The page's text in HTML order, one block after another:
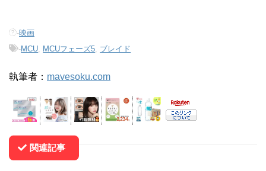
-映画
-MCU MCUフェーズ5 ブレイド
執筆者： mavesoku.com
関連記事